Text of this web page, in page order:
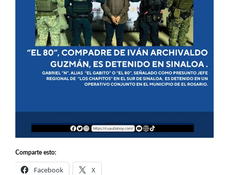
Comparte esto:
Facebook X